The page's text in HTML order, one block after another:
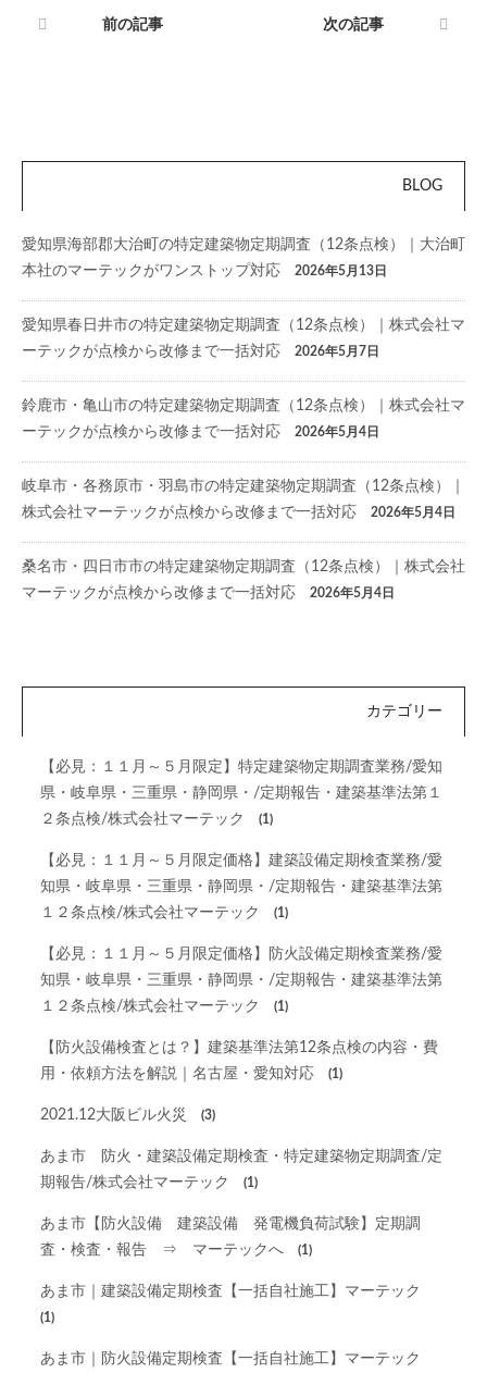
前の記事 次の記事
BLOG
愛知県海部郡大治町の特定建築物定期調査（12条点検）｜大治町
本社のマーテックがワンストップ対応
2026年5月13日
愛知県春日井市の特定建築物定期調査（12条点検）｜株式会社マ
ーテックが点検から改修まで一括対応
2026年5月7日
鈴鹿市・亀山市の特定建築物定期調査（12条点検）｜株式会社マ
ーテックが点検から改修まで一括対応
2026年5月4日
岐阜市・各務原市・羽島市の特定建築物定期調査（12条点検）｜
株式会社マーテックが点検から改修まで一括対応
2026年5月4日
桑名市・四日市市の特定建築物定期調査（12条点検）｜株式会社
マーテックが点検から改修まで一括対応
2026年5月4日
カテゴリー
【必見：１１月～５月限定】特定建築物定期調査業務/愛知
県・岐阜県・三重県・静岡県・/定期報告・建築基準法第１
２条点検/株式会社マーテック
(1)
【必見：１１月～５月限定価格】建築設備定期検査業務/愛
知県・岐阜県・三重県・静岡県・/定期報告・建築基準法第
１２条点検/株式会社マーテック
(1)
【必見：１１月～５月限定価格】防火設備定期検査業務/愛
知県・岐阜県・三重県・静岡県・/定期報告・建築基準法第
１２条点検/株式会社マーテック
(1)
【防火設備検査とは？】建築基準法第12条点検の内容・費
用・依頼方法を解説｜名古屋・愛知対応
(1)
2021.12大阪ビル火災 (3)
あま市 防火・建築設備定期検査・特定建築物定期調査/定
期報告/株式会社マーテック
(1)
あま市【防火設備 建築設備 発電機負荷試験】定期調
査・検査・報告 ⇒ マーテックへ
(1)
あま市｜建築設備定期検査【一括自社施工】マーテック
(1)
あま市｜防火設備定期検査【一括自社施工】マーテック